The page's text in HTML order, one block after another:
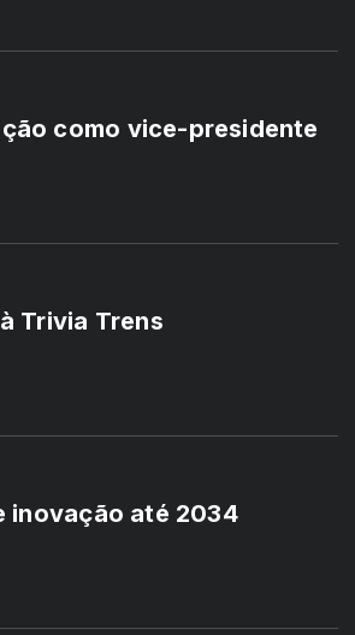
como vice-presidente
Trivia Trens
inovação até 2034